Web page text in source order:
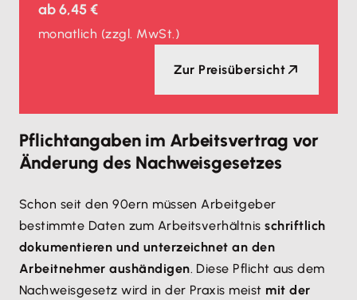
ab6,45 €
monatlich (zzgl. MwSt.)
Zur Preisübersicht
Pflichtangaben im Arbeitsvertrag vor
Änderung des Nachweisgesetzes
Schon seit den 90ern müssen Arbeitgeber
bestimmte Daten zum Arbeitsverhältnisschriftlich
dokumentieren und unterzeichnet an den
Arbeitnehmer aushändigen. Diese Pflicht aus dem
Nachweisgesetz wird in der Praxis meist mit der